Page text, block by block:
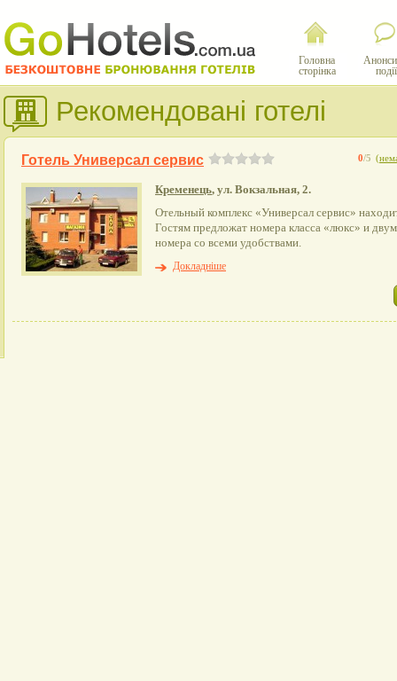
Головна
сторінка
події
Рекомендовані готелі
0/5 (
Готель Универсал сервис
Кременець, ул. Вокзальная, 2.
Отельный комплекс «Универсал сервис»
Гостям предложат номера класса «люкс» и
номера со всеми удобствами.
Докладніше